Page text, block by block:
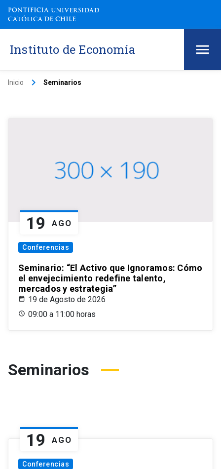
Instituto de Economía
Inicio keyboard_arrow_right Seminarios
19 AGO
Conferencias
Seminario: “El Activo que Ignoramos: Cómo
el envejecimiento redefine talento,
mercados y estrategia”
19 de Agosto de 2026
09:00 a 11:00 horas
Seminarios
19 AGO
Conferencias